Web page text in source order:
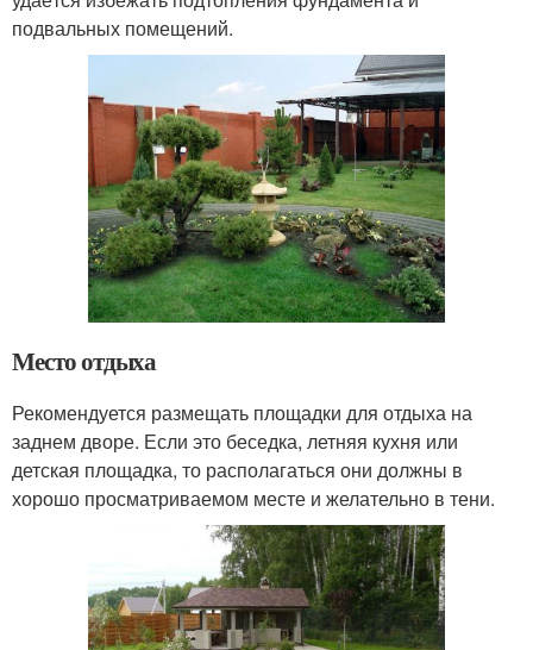
подвальных помещений.
Место отдыха
Рекомендуется размещать площадки для отдыха на
заднем дворе. Если это беседка, летняя кухня или
детская площадка, то располагаться они должны в
хорошо просматриваемом месте и желательно в тени.